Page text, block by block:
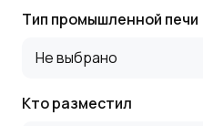
Тип промышленной печи
Не выбрано
Кто разместил